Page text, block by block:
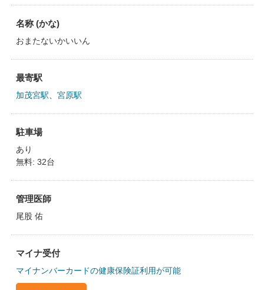
名称 (かな)
おまたないかいいん
最寄駅
加茂宮駅 宮原駅
駐車場
あり
無料: 32台
管理医師
尾股 佑
マイナ受付
マイナンバーカードの健康保険証利用が可能